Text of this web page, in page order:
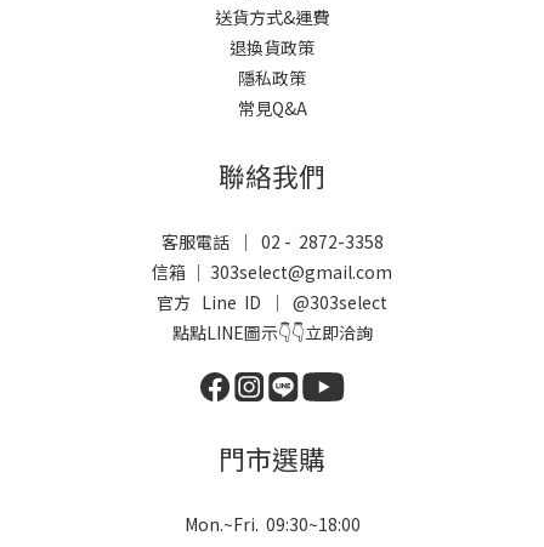
送貨方式&運費
退換貨政策
隱私政策
常見Q&A
聯絡我們
客服電話 ｜ 02 - 2872-3358
信箱 ｜ 303select@gmail.com
官方 Line ID ｜ @303select
點點LINE圖示👇👇立即洽詢
門市選購
Mon.~Fri. 09:30~18:00